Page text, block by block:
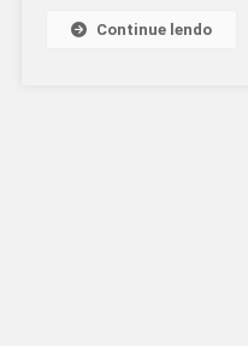
Continue lendo